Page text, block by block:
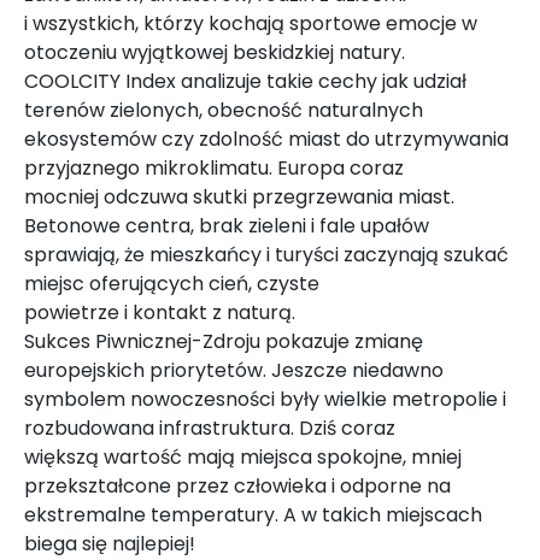
i wszystkich, którzy kochają sportowe emocje w
otoczeniu wyjątkowej beskidzkiej natury.
COOLCITY Index analizuje takie cechy jak udział
terenów zielonych, obecność naturalnych
ekosystemów czy zdolność miast do utrzymywania
przyjaznego mikroklimatu. Europa coraz
mocniej odczuwa skutki przegrzewania miast.
Betonowe centra, brak zieleni i fale upałów
sprawiają, że mieszkańcy i turyści zaczynają szukać
miejsc oferujących cień, czyste
powietrze i kontakt z naturą.
Sukces Piwnicznej-Zdroju pokazuje zmianę
europejskich priorytetów. Jeszcze niedawno
symbolem nowoczesności były wielkie metropolie i
rozbudowana infrastruktura. Dziś coraz
większą wartość mają miejsca spokojne, mniej
przekształcone przez człowieka i odporne na
ekstremalne temperatury. A w takich miejscach
biega się najlepiej!